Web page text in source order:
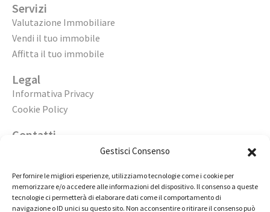
Gestisci Consenso
Per fornire le migliori esperienze, utilizziamo tecnologie come i cookie per
memorizzare e/o accedere alle informazioni del dispositivo. Il consenso a queste
tecnologie ci permetterà di elaborare dati come il comportamento di
navigazione o ID unici su questo sito. Non acconsentire o ritirare il consenso può
Servizi
Valutazione Immobiliare
Vendi il tuo immobile
Affitta il tuo immobile
Legal
Informativa Privacy
Cookie Policy
Contatti
02 98236472